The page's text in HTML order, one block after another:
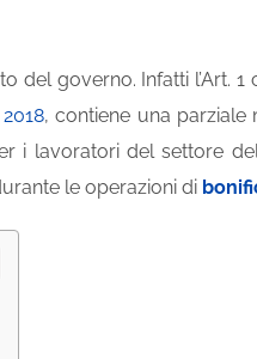
del governo. Infatti l’Art.
, contiene una parziale
i lavoratori del settore
le operazioni di